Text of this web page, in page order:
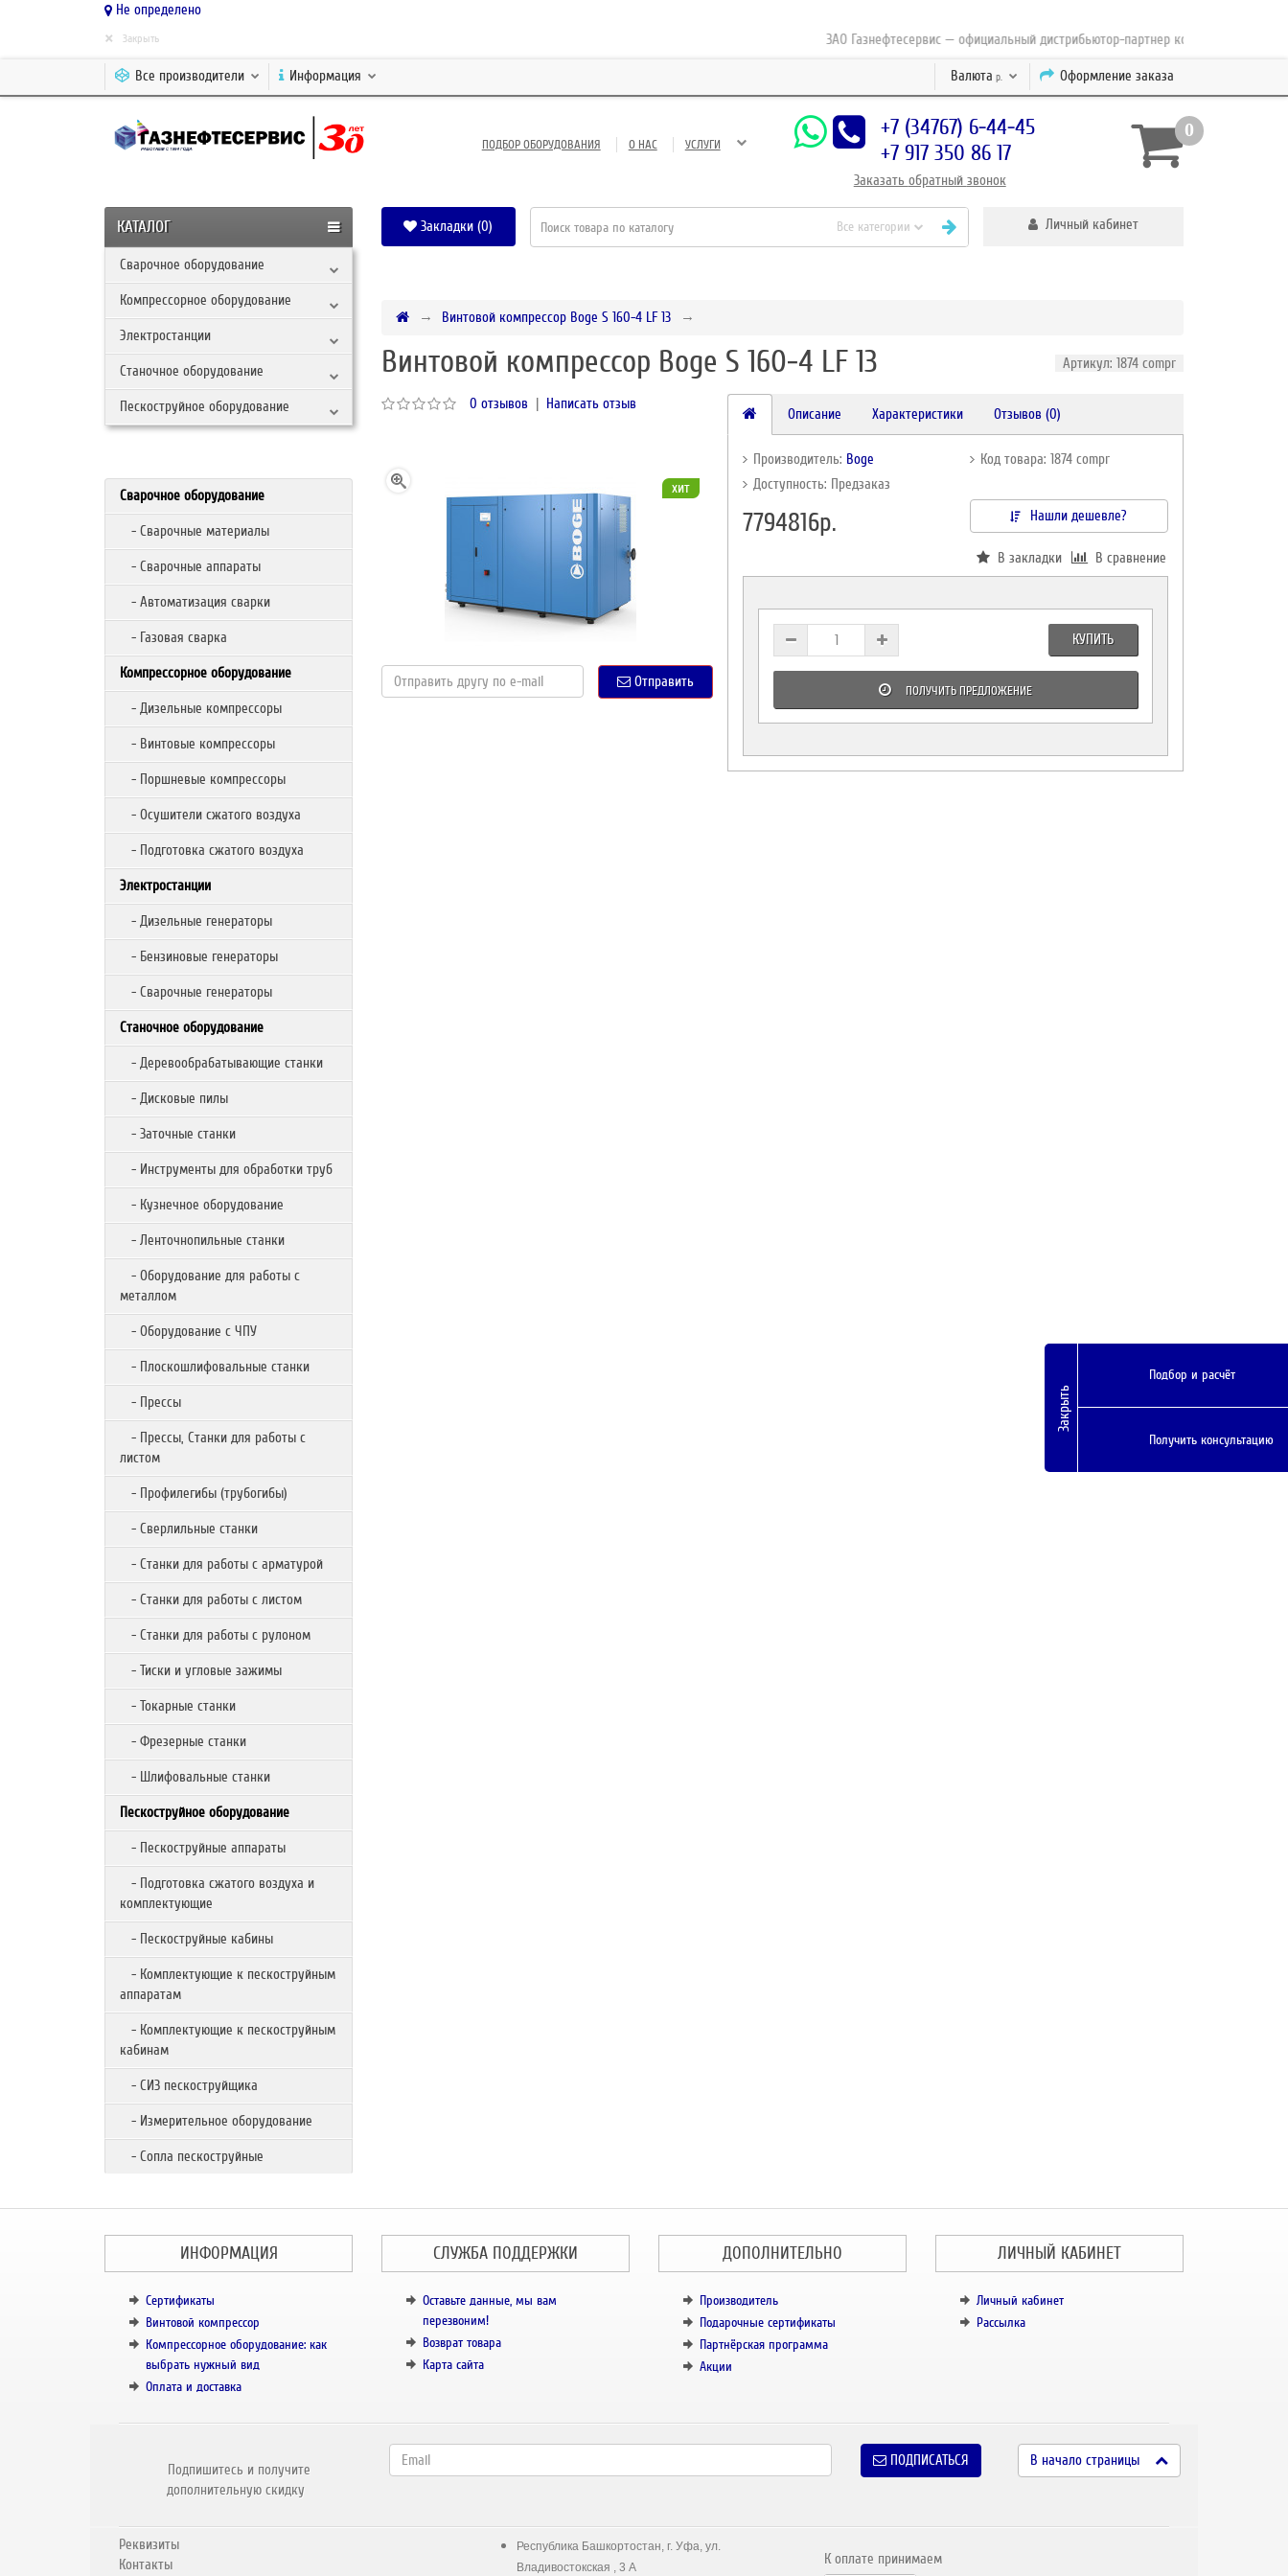
Не определено
ЗАО Газнефтесервис — официальный дистрибьютор-партнер концерна ESAB с 2010
× Закрыть
Оформление заказа
Валюта р.
Все производители Информация
ПОДБОР ОБОРУДОВАНИЯ О НАС УСЛУГИ
+7 (34767) 6-44-45
+7 917 350 86 17
Заказать обратный звонок
0
КАТАЛОГ
Сварочное оборудование
Компрессорное оборудование
Электростанции
Станочное оборудование
Пескоструйное оборудование
Закладки (0) Все категории Личный кабинет
Сварочное оборудование
- Сварочные материалы
- Сварочные аппараты
- Автоматизация сварки
- Газовая сварка
Компрессорное оборудование
- Дизельные компрессоры
- Винтовые компрессоры
- Поршневые компрессоры
- Осушители сжатого воздуха
- Подготовка сжатого воздуха
Электростанции
- Дизельные генераторы
- Бензиновые генераторы
- Сварочные генераторы
Станочное оборудование
- Деревообрабатывающие станки
- Дисковые пилы
- Заточные станки
- Инструменты для обработки труб
- Кузнечное оборудование
- Ленточнопильные станки
- Оборудование для работы с
металлом
- Оборудование с ЧПУ
- Плоскошлифовальные станки
- Прессы
- Прессы, Станки для работы с
листом
- Профилегибы (трубогибы)
- Сверлильные станки
- Станки для работы с арматурой
- Станки для работы с листом
- Станки для работы с рулоном
- Тиски и угловые зажимы
- Токарные станки
- Фрезерные станки
- Шлифовальные станки
Пескоструйное оборудование
- Пескоструйные аппараты
- Подготовка сжатого воздуха и
комплектующие
- Пескоструйные кабины
- Комплектующие к пескоструйным
аппаратам
- Комплектующие к пескоструйным
кабинам
- СИЗ пескоструйщика
- Измерительное оборудование
- Сопла пескоструйные
Винтовой компрессор Boge S 160-4 LF 13
Винтовой компрессор Boge S 160-4 LF 13 Артикул: 1874 compr
0 отзывов | Написать отзыв
хит
Отправить
Описание Характеристики Отзывов (0)
Производитель: Boge
Код товара: 1874 compr
Доступность: Предзаказ
7794816р. Нашли дешевле?
В закладки В сравнение
КУПИТЬ
ПОЛУЧИТЬ ПРЕДЛОЖЕНИЕ
ИНФОРМАЦИЯ
Сертификаты
Винтовой компрессор
Компрессорное оборудование: как
выбрать нужный вид
Оплата и доставка
СЛУЖБА ПОДДЕРЖКИ
Оставьте данные, мы вам
перезвоним!
Возврат товара
Карта сайта
ДОПОЛНИТЕЛЬНО
Производитель
Подарочные сертификаты
Партнёрская программа
Акции
ЛИЧНЫЙ КАБИНЕТ
Личный кабинет
Рассылка
Подпишитесь и получите
дополнительную скидку
ПОДПИСАТЬСЯ В начало страницы
Реквизиты
Контакты
Республика Башкортостан, г. Уфа, ул.
Владивостокская , 3 А
К оплате принимаем
Закрыть
Подбор и расчёт
Получить консультацию